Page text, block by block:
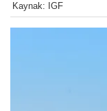
Kaynak: IGF